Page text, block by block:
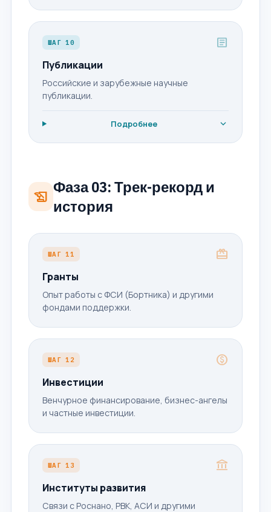
ШАГ 10 article
Публикации
Российские и зарубежные научные
публикации.
Подробнее expand_more
history_edu Фаза 03: Трек-рекорд и
история
ШАГ 11 card_giftcard
Гранты
Опыт работы с ФСИ (Бортника) и другими
фондами поддержки.
ШАГ 12 paid
Инвестиции
Венчурное финансирование, бизнес-ангелы
и частные инвестиции.
ШАГ 13 account_balance
Институты развития
Связи с Роснано, РВК, АСИ и другими